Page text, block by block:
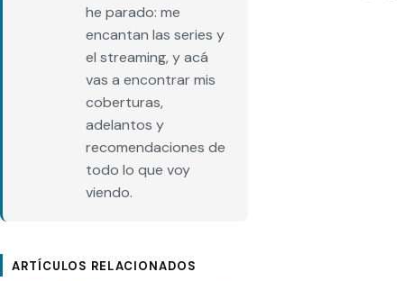
he parado: me
encantan las series y
el streaming, y acá
vas a encontrar mis
coberturas,
adelantos y
recomendaciones de
todo lo que voy
viendo.
ARTÍCULOS RELACIONADOS